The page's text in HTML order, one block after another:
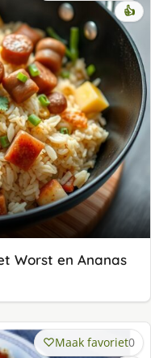
👍
Worst en Ananas
Maak favoriet0